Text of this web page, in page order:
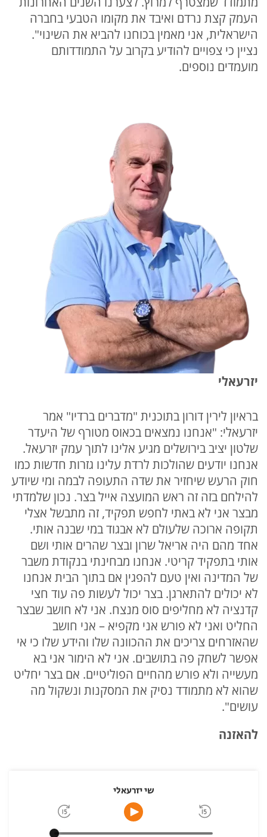
העמק קצת נרדם ואיבד את מקומו הטבעי בחברה
הישראלית, אני מאמין בכוחנו להביא את השינוי".
נציין כי צפויים להודיע בקרוב על התמודדותם
מועמדים נוספים.
יזרעאלי
בראיון לירין דורון בתוכנית "מדברים ברדיו" אמר
יזרעאלי: "אנחנו נמצאים בכאוס מטורף של היעדר
שלטון יציב בירושלים מגיע אלינו לתוך עמק יזרעאל.
אנחנו יודעים שהולכות לרדת עלינו גזרות חדשות כמו
חוק הרעש שיחזיר את שדה התעופה לבמה ומי שיודע
להילחם בזה זה ראש המועצה אייל בצר. נכון שלמדתי
מבצר אני לא באתי לחפש תפקיד, זה מתבשל אצלי
תקופה ארוכה שלעולם לא אבגוד במי שבנה אותי.
אחד מהם היה אריאל שרון ובצר שהרים אותי ושם
אותי בתפקיד קריטי. אנחנו מבחינתי בנקודת משבר
של המדינה ואין טעם להפגין אם בתוך הבית אנחנו
לא יכולים להתארגן. בצר יכול לעשות פה עוד חצי
קדנציה לא מחליפים סוס מנצח. אני לא חושב שבצר
החליט ואני לא פורש אני מקפיא – אני חושב
שהאזרחים צריכים את ההכוונה שלו והידע שלו כי אי
אפשר לשחק פה בתושבים. אני לא הימור אני בא
מעשייה ולא פורש מהחיים הפוליטיים. אם בצר יחליט
שהוא לא מתמודד נסיק את המסקנות ונשקול מה
עושים".
להאזנה
שי יזרעאלי